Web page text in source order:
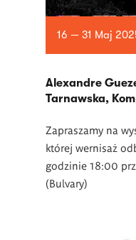
16 — 31 Maj
Alexandre
Tarnawska,
Zapraszamy na
której wernisaż
godzinie 18:00
(Bulvary)